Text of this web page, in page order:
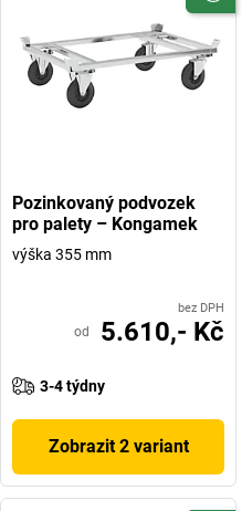
Pozinkovaný podvozek
pro palety – Kongamek
výška 355 mm
bez DPH
od 5.610,- Kč
3-4 týdny
Zobrazit 2 variant